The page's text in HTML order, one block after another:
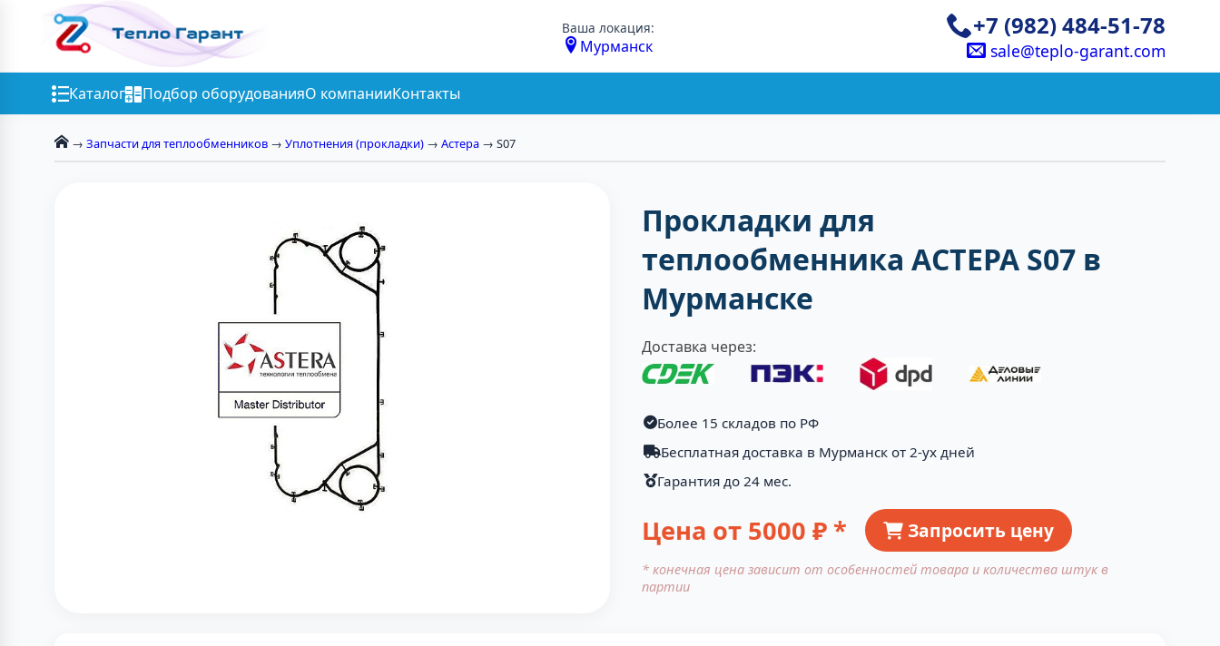
Ваша локация:
Мурманск
+7 (982) 484-51-78
sale@teplo-garant.com
Каталог Подбор оборудованияО компанииКонтакты
→ Запчасти для теплообменников → Уплотнения (прокладки) → Астера → S07
Прокладки для
теплообменника АСТЕРА S07 в
Мурманске
Доставка через:
Более 15 складов по РФ
Бесплатная доставка в Мурманск от 2-ух дней
Гарантия до 24 мес.
Цена от 5000 ₽ * Запросить цену
* конечная цена зависит от особенностей товара и количества штук в
партии